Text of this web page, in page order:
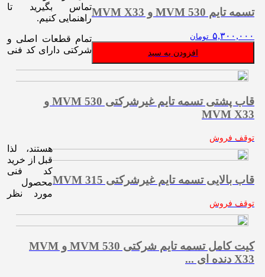
تسمه تایم MVM 530 و MVM X33
۵,۳۰۰,۰۰۰ تومان
افزودن به سبد
قاب پشتی تسمه تایم غیرشرکتی MVM 530 و
MVM X33
توقف فروش
قاب بالایی تسمه تایم غیرشرکتی MVM 315
توقف فروش
کیت کامل تسمه تایم شرکتی MVM 530 و MVM
X33 دنده ای ...
تماس بگیرید تا
راهنمایی کنیم.
تمام قطعات اصلی و
شرکتی دارای کد فنی
هستند، لذا
قبل از خرید
کد فنی
محصول
مورد نظر